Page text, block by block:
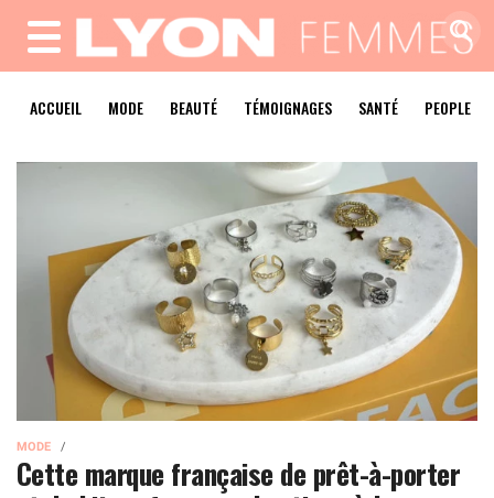
MENU
ACCUEIL MODE BEAUTÉ TÉMOIGNAGES SANTÉ PEOPLE
MODE
Cette marque française de prêt-à-porter